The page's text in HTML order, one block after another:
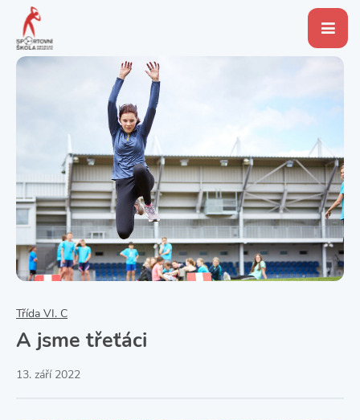
Třída VI. C
A jsme třeťáci
13. září 2022